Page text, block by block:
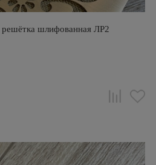
решётка шлифованная ЛР2